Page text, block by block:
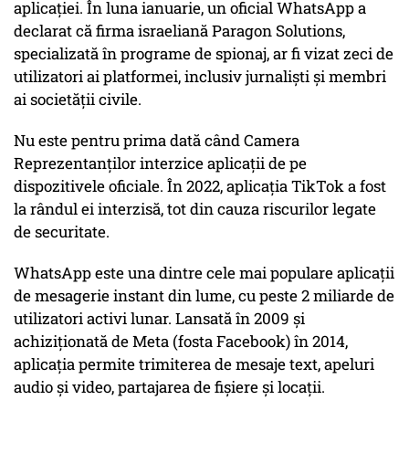
aplicației. În luna ianuarie, un oficial WhatsApp a
declarat că firma israeliană Paragon Solutions,
specializată în programe de spionaj, ar fi vizat zeci de
utilizatori ai platformei, inclusiv jurnaliști și membri
ai societății civile.
Nu este pentru prima dată când Camera
Reprezentanților interzice aplicații de pe
dispozitivele oficiale. În 2022, aplicația TikTok a fost
la rândul ei interzisă, tot din cauza riscurilor legate
de securitate.
WhatsApp este una dintre cele mai populare aplicații
de mesagerie instant din lume, cu peste 2 miliarde de
utilizatori activi lunar. Lansată în 2009 și
achiziționată de Meta (fosta Facebook) în 2014,
aplicația permite trimiterea de mesaje text, apeluri
audio și video, partajarea de fișiere și locații.